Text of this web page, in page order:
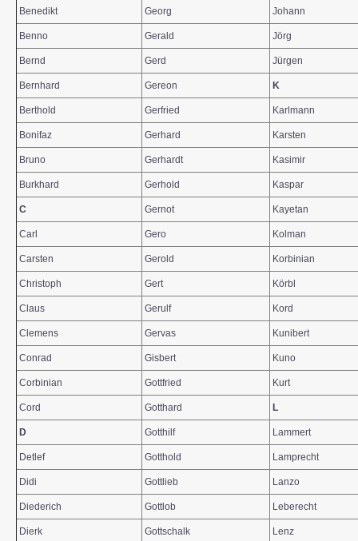
Benedikt Georg Johann
Benno Gerald Jörg
Bernd Gerd Jürgen
Bernhard Gereon K
Berthold Gerfried Karlmann
Bonifaz Gerhard Karsten
Bruno Gerhardt Kasimir
Burkhard Gerhold Kaspar
C Gernot Kayetan
Carl Gero Kolman
Carsten Gerold Korbinian
Christoph Gert Körbl
Claus Gerulf Kord
Clemens Gervas Kunibert
Conrad Gisbert Kuno
Corbinian Gottfried Kurt
Cord Gotthard L
D Gotthilf Lammert
Detlef Gotthold Lamprecht
Didi Gottlieb Lanzo
Diederich Gottlob Leberecht
Dierk Gottschalk Lenz